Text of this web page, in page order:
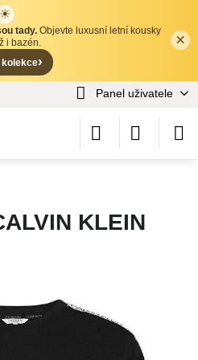
✕
×
☀
tady. Objevte luxusní letní kousky
i bazén.
kolekce›
Panel uživatele
KLEIN